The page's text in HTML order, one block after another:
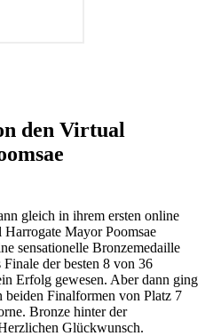
den Virtual
gleich in ihrem ersten online
Mayor Poomsae
sensationelle Bronzemedaille
der besten 8 von 36
Erfolg gewesen. Aber dann ging
beiden Finalformen von Platz 7
Bronze hinter der
Glückwunsch.